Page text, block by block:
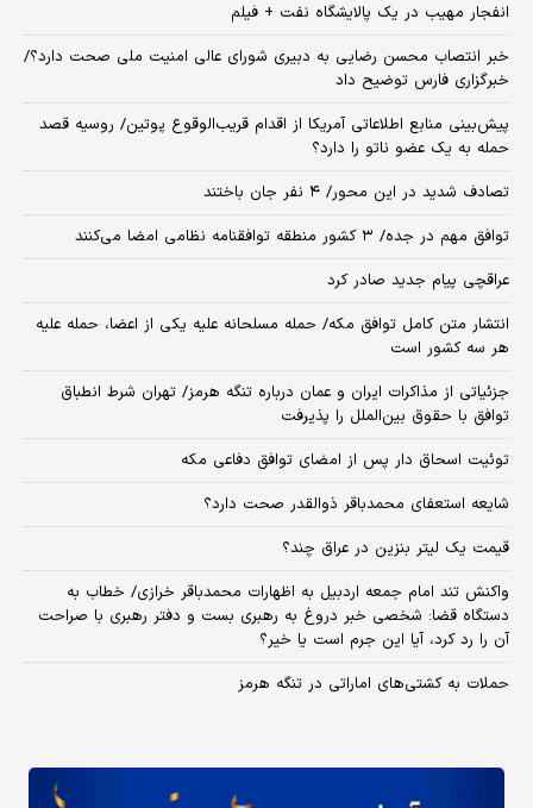
انفجار مهیب در یک پالایشگاه نفت + فیلم
خبر انتصاب محسن رضایی به دبیری شورای عالی امنیت ملی صحت دارد؟/
خبرگزاری فارس توضیح داد
پیش‌بینی منابع اطلاعاتی آمریکا از اقدام قریب‌الوقوع پوتین/ روسیه قصد
حمله به یک عضو ناتو را دارد؟
تصادف شدید در این محور/ ۴ نفر جان باختند
توافق مهم در جده/ ۳ کشور منطقه توافقنامه نظامی امضا می‌کنند
عراقچی پیام جدید صادر کرد
انتشار متن کامل توافق مکه/ حمله مسلحانه علیه یکی از اعضا، حمله علیه
هر سه کشور است
جزئیاتی از مذاکرات ایران و عمان درباره تنگه هرمز/ تهران شرط انطباق
توافق با حقوق بین‌الملل را پذیرفت
توئیت اسحاق دار پس از امضای توافق دفاعی مکه
شایعه استعفای محمدباقر ذوالقدر صحت دارد؟
قیمت یک لیتر بنزین در عراق چند؟
واکنش تند امام جمعه اردبیل به اظهارات محمدباقر خرازی/ خطاب به
دستگاه قضا: شخصی خبر دروغ به رهبری بست و دفتر رهبری با صراحت
آن را رد کرد، آیا این جرم است یا خیر؟
حملات به کشتی‌های اماراتی در تنگه هرمز